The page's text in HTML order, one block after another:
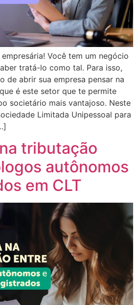
Você tem um negócio
tratá-lo como tal. Para isso,
de abrir sua empresa pensar na
é este setor que te permite
societário mais vantajoso. Neste
Limitada Unipessoal para
tributação
autônomos
em CLT